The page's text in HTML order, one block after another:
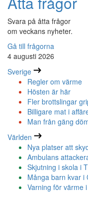
Svara på åtta frågor
om veckans nyheter.
Gå till frågorna
4 augusti 2026
Sverige
Regler om värme
Hösten är här
Fler brottslingar
Billigare mat i
Man från gäng
Världen
Nya platser att
Ambulans
Skjutning i skola i
Många barn kvar i
Varning för värme